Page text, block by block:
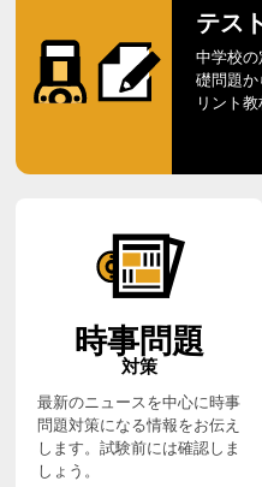
テス
中学校
礎問題
リント
時事問題
対策
最新のニュースを中心に時事
問題対策になる情報をお伝え
します。試験前には確認しま
しょう。